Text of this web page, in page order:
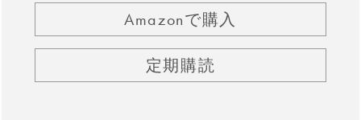
Amazonで購入
定期購読